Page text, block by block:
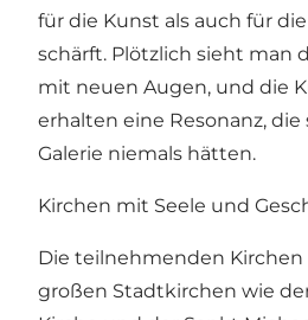
für die Kunst als auch für
schärft. Plötzlich sieht man
mit neuen Augen, und die
erhalten eine Resonanz,
Galerie niemals hätten.
Kirchen mit Seele und
Die teilnehmenden Kirchen
großen Stadtkirchen wie